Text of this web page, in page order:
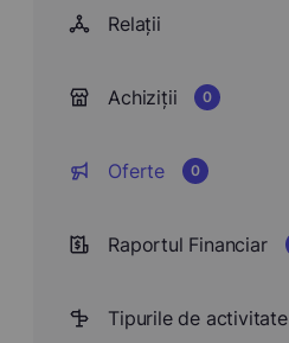
Relații
Achiziții 0
Oferte 0
Raportul Financiar
Tipurile de activitate